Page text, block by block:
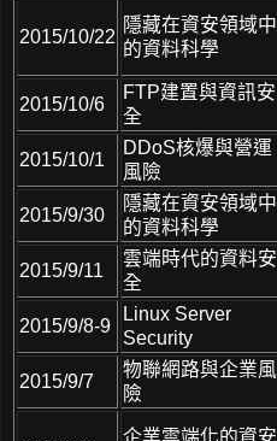
2015/10/22
隱藏在資安領域中
的資料科學
2015/10/6
FTP建置與資訊安
全
2015/10/1
DDoS核爆與營運
風險
2015/9/30
隱藏在資安領域中
的資料科學
2015/9/11
雲端時代的資料安
全
2015/9/8-9
Linux Server
Security
2015/9/7
物聯網路與企業風
險
企業雲端化的資安